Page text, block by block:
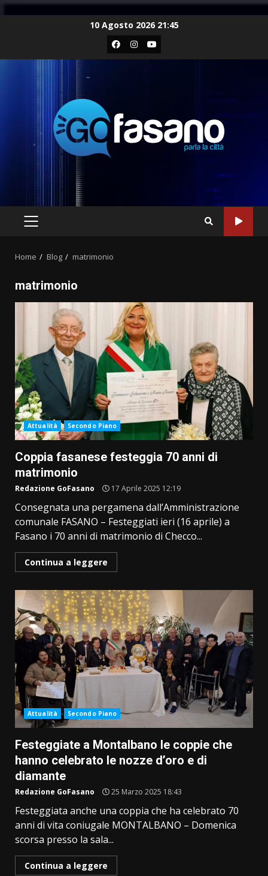
10 Agosto 2026 21:45
Facebook
Instagram
Youtube
PRIMARY
Home Blog matrimonio
matrimonio
Attualità Secondo Piano
Coppia fasanese festeggia 70 anni di
matrimonio
Redazione GoFasano 17 Aprile 2025 12:19
Consegnata una pergamena dall’Amministrazione
comunale FASANO – Festeggiati ieri (16 aprile) a
Fasano i 70 anni di matrimonio di Checco...
Continua a leggere
Attualità Secondo Piano
Festeggiate a Montalbano le coppie che
hanno celebrato le nozze d’oro e di
diamante
Redazione GoFasano 25 Marzo 2025 18:43
Festeggiata anche una coppia che ha celebrato 70
anni di vita coniugale MONTALBANO – Domenica
scorsa presso la sala...
Continua a leggere